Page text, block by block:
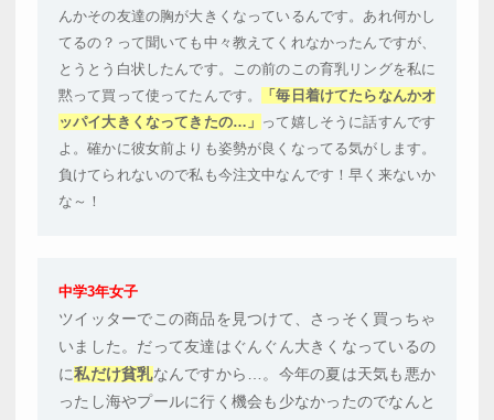
んかその友達の胸が大きくなっているんです。あれ何かし
てるの？って聞いても中々教えてくれなかったんですが、
とうとう白状したんです。この前のこの育乳リングを私に
黙って買って使ってたんです。
「毎日着けてたらなんかオ
ッパイ大きくなってきたの…」 って嬉しそうに話すんです
よ。確かに彼女前よりも姿勢が良くなってる気がします。
負けてられないので私も今注文中なんです！早く来ないか
な～！
中学3年女子
ツイッターでこの商品を見つけて、さっそく買っちゃ
いました。だって友達はぐんぐん大きくなっているの
に私だけ貧乳なんですから…。今年の夏は天気も悪か
ったし海やプールに行く機会も少なかったのでなんと